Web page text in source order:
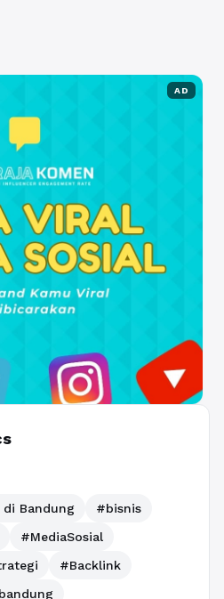
AD
di Bandung
#bisnis
#MediaSosial
#Backlink